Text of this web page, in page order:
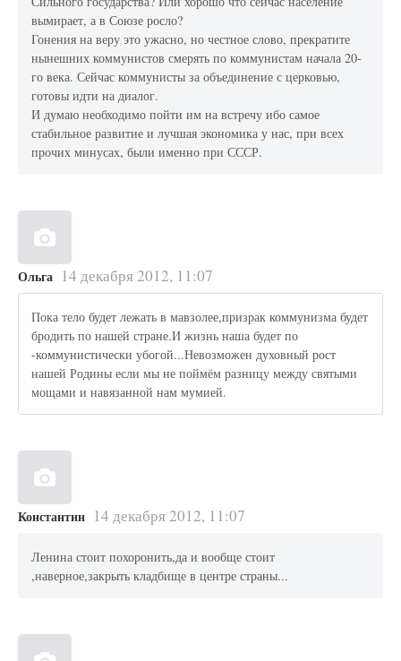
вымирает, а в Союзе росло?
Гонения на веру это ужасно, но честное слово, прекратите
нынешних коммунистов смерять по коммунистам начала 20-
го века. Сейчас коммунисты за объединение с церковью,
готовы идти на диалог.
И думаю необходимо пойти им на встречу ибо самое
стабильное развитие и лучшая экономика у нас, при всех
прочих минусах, были именно при СССР.
Ольга 14 декабря 2012, 11:07
Пока тело будет лежать в мавзолее,призрак коммунизма будет
бродить по нашей стране.И жизнь наша будет по
-коммунистически убогой...Невозможен духовный рост
нашей Родины если мы не поймём разницу между святыми
мощами и навязанной нам мумией.
Константин 14 декабря 2012, 11:07
Ленина стоит похоронить,да и вообще стоит
,наверное,закрыть кладбище в центре страны...